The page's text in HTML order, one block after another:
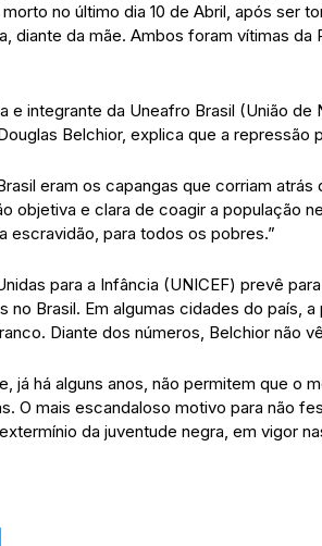
no último dia 10 de Abril, após ser
diante da mãe. Ambos foram vítimas da
e integrante da Uneafro Brasil (União
Belchior, explica que a
eram os capangas que corriam
objetiva e clara de coagir a população
escravidão, para todos os pobres.”
para a Infância (UNICEF) prevê
no Brasil. Em algumas cidades do país,
Diante dos números, Belchior não
já há alguns anos, não permitem que o
O mais escandaloso motivo para não
da juventude negra, em vigor